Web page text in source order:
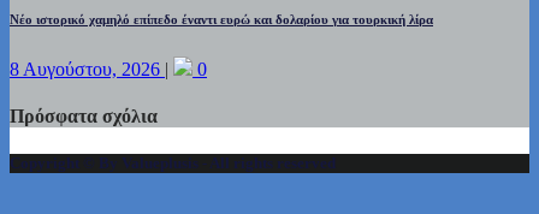
Νέο ιστορικό χαμηλό επίπεδο έναντι ευρώ και δολαρίου για τουρκική λίρα
8 Αυγούστου, 2026 | 0
Πρόσφατα σχόλια
Copyright © By Valueplusis - All rights reserved